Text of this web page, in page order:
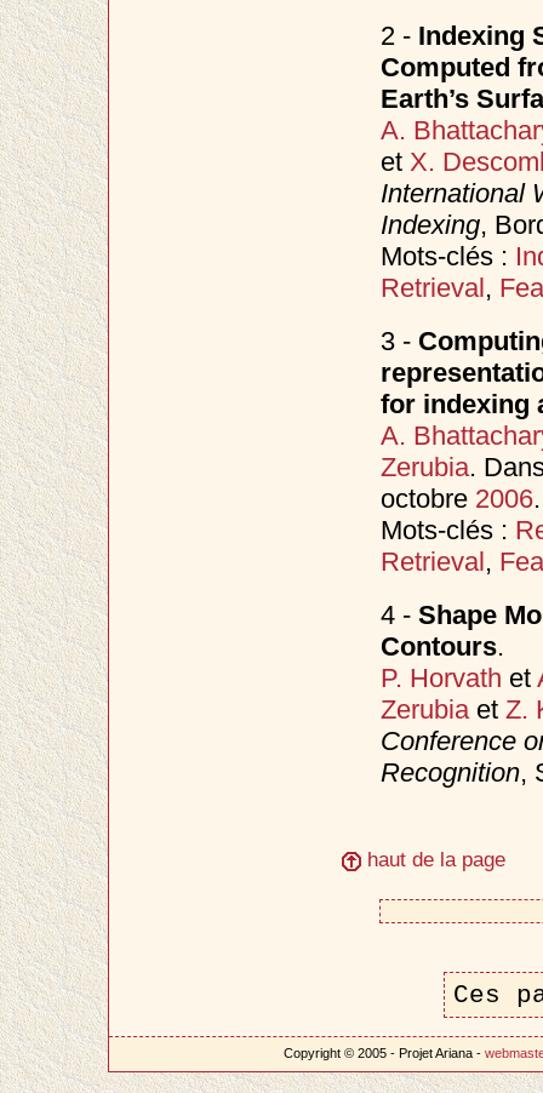
2 - Indexing
Computed
Earth’s
A.
et X.
International
Indexing,
Mots-clés :
Retrieval ,
3 -
for indexing
A.
Zerubia.
octobre 2006.
Mots-clés :
Retrieval ,
4 - Shape
Contours.
P. Horvath et
Zerubiaet Z.
Conference
Recognition,
haut de la page
Ces
Copyright © 2005 - Projet Ariana -